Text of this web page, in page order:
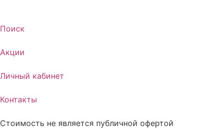
Поиск
Акции
Личный кабинет
Контакты
Стоимость не является публичной офертой